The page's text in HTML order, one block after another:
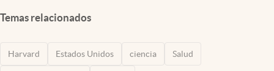
Temas relacionados
Harvard Estados Unidos ciencia Salud